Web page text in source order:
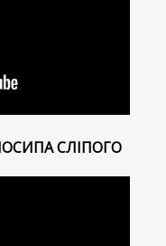
СЛІПОГО